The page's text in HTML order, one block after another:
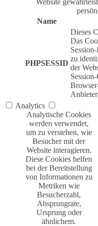
Website
Name
PHPSESSID
Dieses
Das
zu
der
Anbieter
Analytics
Analytische Cookies
werden verwendet,
um zu verstehen, wie
Besucher mit der
Website interagieren.
Diese Cookies helfen
bei der Bereitstellung
von Informationen zu
Metriken wie
Besucherzahl,
Absprungrate,
Ursprung oder
ähnlichem.